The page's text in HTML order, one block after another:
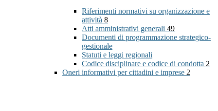
Riferimenti normativi su organizzazione e
attività 8
Atti amministrativi generali 49
Documenti di programmazione strategico-
gestionale
Statuti e leggi regionali
Codice disciplinare e codice di condotta 2
Oneri informativi per cittadini e imprese 2